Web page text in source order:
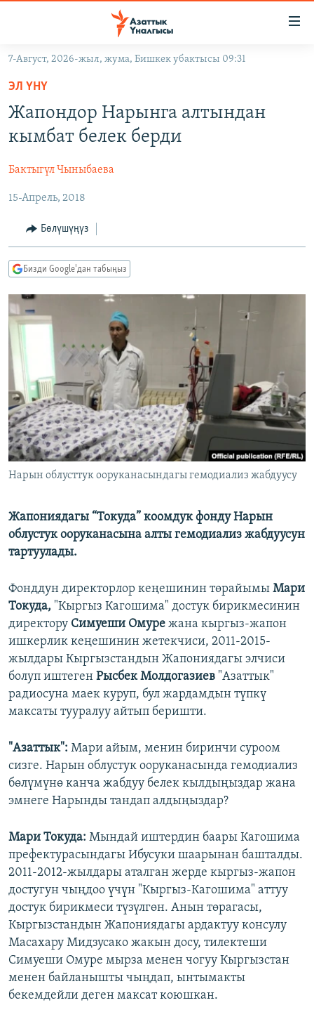
Навигацияга
өтүңүз
Издөөгө
салыңызКЫРГЫЗСТАН
ЭКОНОМИКА
МАДАНИЯТ
ДҮЙНӨ
БОРБОР АЗИЯ
АТАЙЫН ИЛИКТӨӨ
ТВ ПРОГРАММАЛАР
БҮГҮН АЗАТТЫКТА
БИЗ ЖАНА ДҮЙНӨ
ДАНИСТЕ
ЭЖЕ-СИҢДИЛЕР
ЫҢГАЙСЫЗ СУРООЛОР
ПОДКАСТ
ӨЗГӨЧӨ ПИКИР
ОНЛАЙН ШЕРИНЕ
ЭЕ/АРнун бардык сайттары
7-Август, 2026-жыл, жума, Бишкек убактысы 09:31
ЭЛ ҮНҮ
Жапондор Нарынга алтындан
кымбат белек берди
Бактыгүл Чыныбаева
15-Апрель, 2018
Бөлүшүңүз
Бизди Google'дан табыңыз
Нарын облусттук ооруканасындагы гемодиализ жабдуусу
Жапониядагы “Токуда” коомдук фонду Нарын
облустук ооруканасына алты гемодиализ жабдуусун
тартуулады.
Фонддун директорлор кеңешинин төрайымы Мари
Токуда, "Кыргыз Кагошима" достук бирикмесинин
директору Симуеши Омуре жана кыргыз-жапон
ишкерлик кеңешинин жетекчиси, 2011-2015-
жылдары Кыргызстандын Жапониядагы элчиси
болуп иштеген Рысбек Молдогазиев "Азаттык"
радиосуна маек куруп, бул жардамдын түпкү
максаты тууралуу айтып беришти.
"Азаттык": Мари айым, менин биринчи суроом
сизге. Нарын облустук ооруканасында гемодиализ
бөлүмүнө канча жабдуу белек кылдыңыздар жана
эмнеге Нарынды тандап алдыңыздар?
Мари Токуда: Мындай иштердин баары Кагошима
префектурасындагы Ибусуки шаарынан башталды.
2011-2012-жылдары аталган жерде кыргыз-жапон
достугун чыңдоо үчүн "Кыргыз-Кагошима" аттуу
достук бирикмеси түзүлгөн. Анын төрагасы,
Кыргызстандын Жапониядагы ардактуу консулу
Масахару Мидзусако жакын досу, тилектеши
Симуеши Омуре мырза менен чогуу Кыргызстан
менен байланышты чыңдап, ынтымакты
бекемдейли деген максат коюшкан.